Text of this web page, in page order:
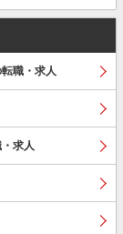
職・求人
求人